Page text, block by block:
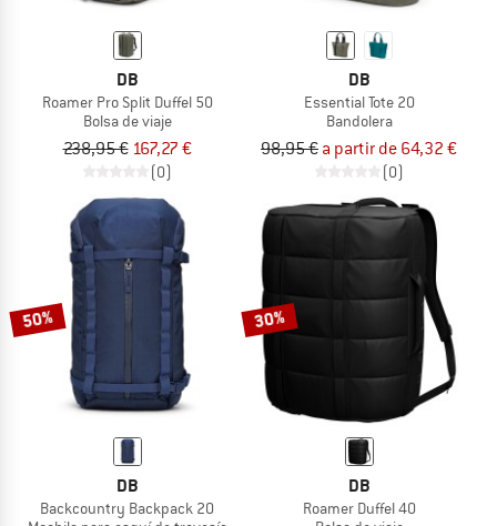
DB
Roamer Pro Split Duffel 50
Bolsa de viaje
238,95 € 167,27 €
(0)
DB
Essential Tote 20
Bandolera
98,95 € a partir de 64,32 €
(0)
50%
DB
Backcountry Backpack 20
30%
DB
Roamer Duffel 40